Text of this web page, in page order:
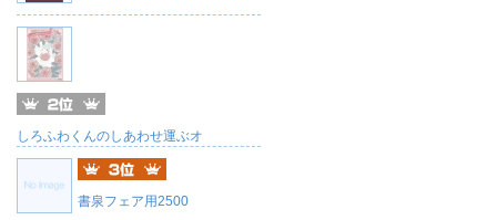
しろふわくんのしあわせ運ぶオ
書泉フェア用2500